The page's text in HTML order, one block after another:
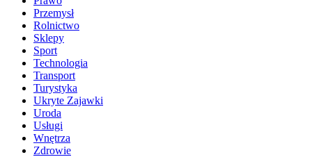
Przemysł
Rolnictwo
Sklepy
Sport
Technologia
Transport
Turystyka
Ukryte Zajawki
Uroda
Usługi
Wnętrza
Zdrowie